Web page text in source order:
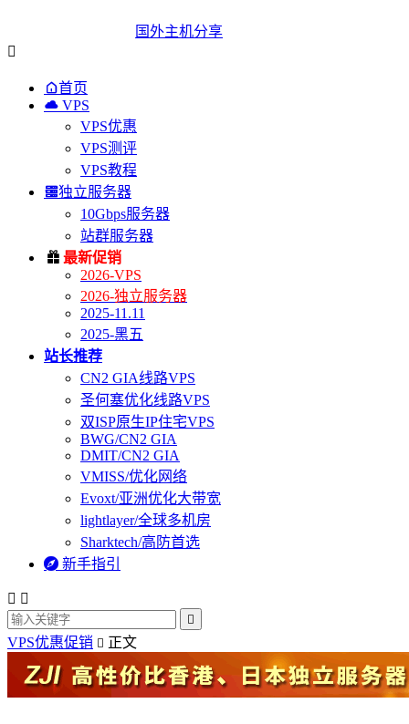
国外主机分享

首页
 VPS
VPS优惠
VPS测评
VPS教程
独立服务器
10Gbps服务器
站群服务器
 最新促销
2026-VPS
2026-独立服务器
2025-11.11
2025-黑五
站长推荐
CN2 GIA线路VPS
圣何塞优化线路VPS
双ISP原生IP住宅VPS
BWG/CN2 GIA
DMIT/CN2 GIA
VMISS/优化网络
Evoxt/亚洲优化大带宽
lightlayer/全球多机房
Sharktech/高防首选
 新手指引
 

VPS优惠促销  正文